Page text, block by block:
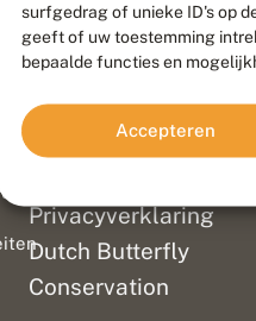
surfgedrag of unieke ID's op
geeft of uw toestemming
bepaalde functies en
Accepteren
Colofon
Disclaimer
Privacyverklaring
Dutch Butterfly
Conservation
ontwikkeld door